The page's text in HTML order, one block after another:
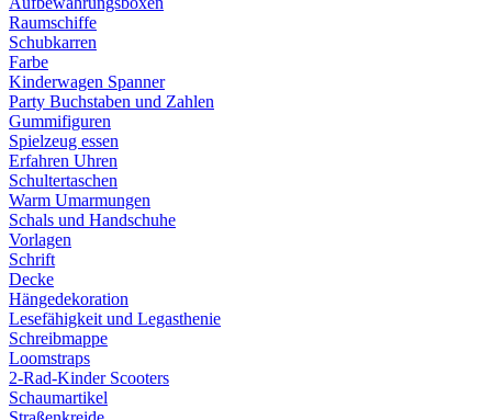
Raumschiffe
Schubkarren
Farbe
Kinderwagen Spanner
Party Buchstaben und Zahlen
Gummifiguren
Spielzeug essen
Erfahren Uhren
Schultertaschen
Warm Umarmungen
Schals und Handschuhe
Vorlagen
Schrift
Decke
Hängedekoration
Lesefähigkeit und Legasthenie
Schreibmappe
Loomstraps
2-Rad-Kinder Scooters
Schaumartikel